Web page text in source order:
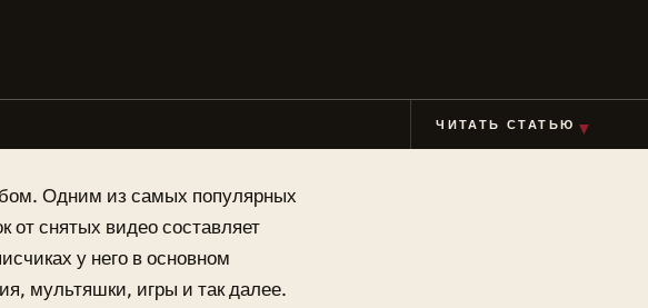
ЧИТАТЬ СТАТЬЮ ▼
Одним из самых популярных
от снятых видео составляет
у него в основном
мультяшки, игры и так далее.